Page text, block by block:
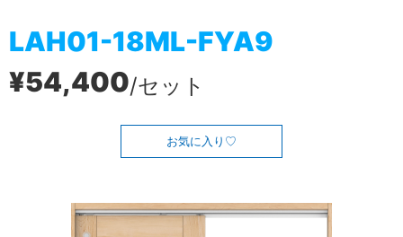
LAH01-18ML-FYA9
¥54,400/セット
お気に入り